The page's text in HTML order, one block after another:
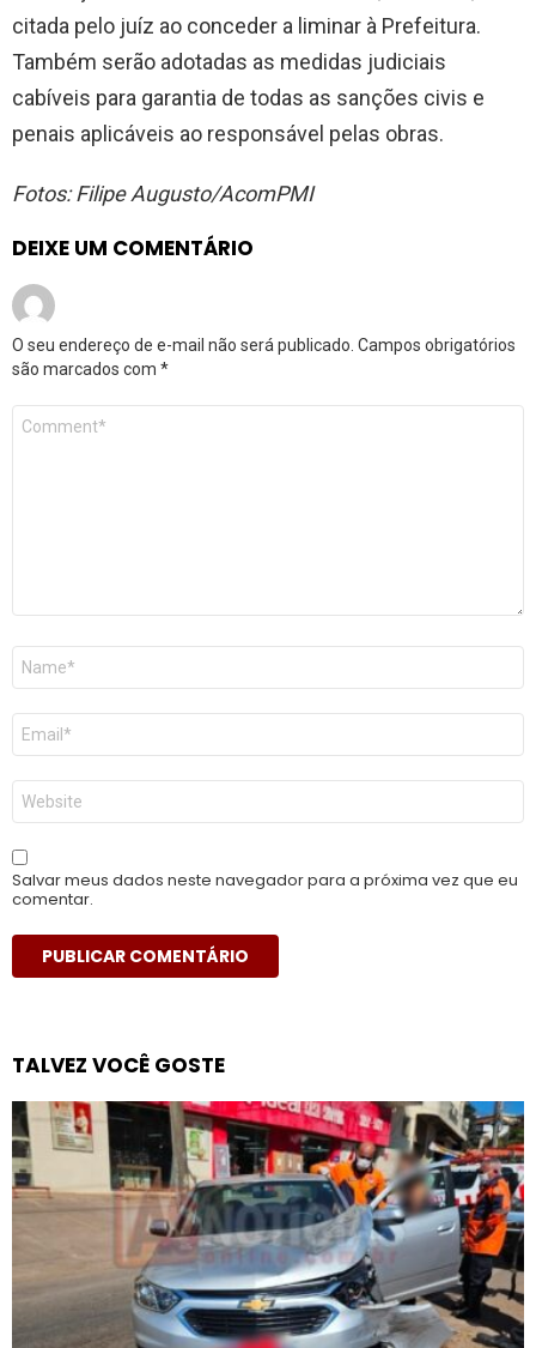
citada pelo juíz ao conceder a liminar à Prefeitura.
Também serão adotadas as medidas judiciais
cabíveis para garantia de todas as sanções civis e
penais aplicáveis ao responsável pelas obras.
Fotos: Filipe Augusto/AcomPMI
DEIXE UM COMENTÁRIO
O seu endereço de e-mail não será publicado. Campos obrigatórios
são marcados com *
Comentário
Nome
E-
mail
*
Site
Salvar meus dados neste navegador para a próxima vez que eu
comentar.
TALVEZ VOCÊ GOSTE